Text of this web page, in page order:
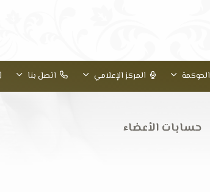
الحوكمة المركز الإعلامي اتصل بنا
حسابات الأعضاء